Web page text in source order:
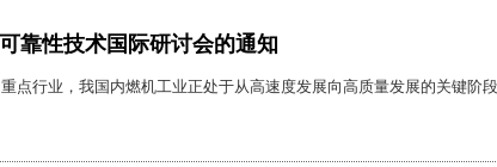
靠性技术国际研讨会的通知
点行业，我国内燃机工业正处于从高速度发展向高质量发展的关键阶